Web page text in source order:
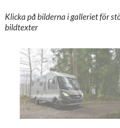
Klicka på bilderna i galleriet för
bildtexter